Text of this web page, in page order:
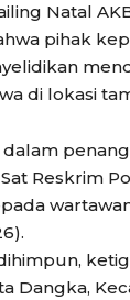
Natal
pihak
di lokasi
dalam
Reskrim
Dangka,